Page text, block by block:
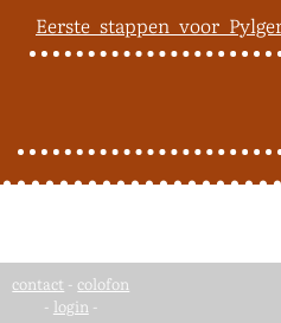
contact - colofon
- login -